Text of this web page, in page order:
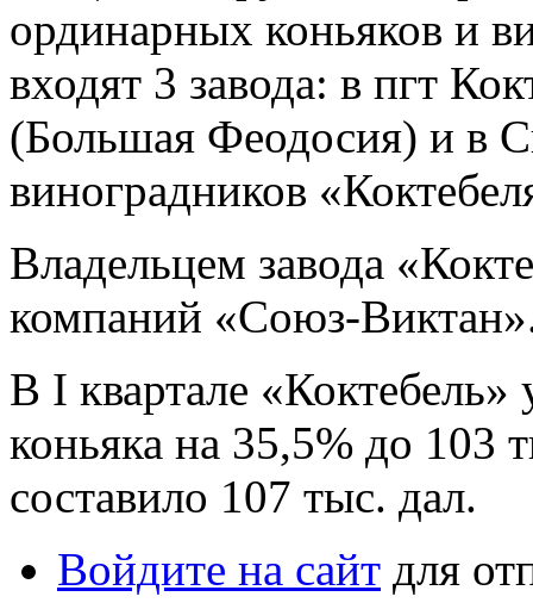
ординарных коньяков и
входят 3 завода: в пгт
(Большая Феодосия) и в
виноградников
Владельцем завода
компаний «Союз-
В I квартале «Коктебель»
коньяка на 35,5% до 103
составило 107 тыс. дал.
Войдите на сайт для